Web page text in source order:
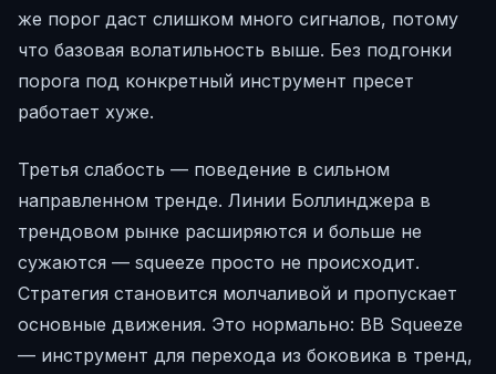
же порог даст слишком много сигналов, потому
что базовая волатильность выше. Без подгонки
порога под конкретный инструмент пресет
работает хуже.
Третья слабость — поведение в сильном
направленном тренде. Линии Боллинджера в
трендовом рынке расширяются и больше не
сужаются — squeeze просто не происходит.
Стратегия становится молчаливой и пропускает
основные движения. Это нормально: BB Squeeze
— инструмент для перехода из боковика в тренд,